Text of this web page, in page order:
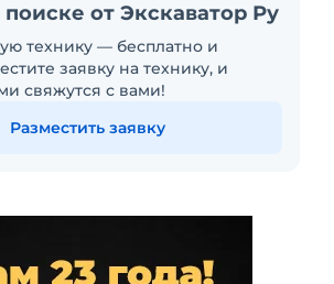
от Экскаватор Ру
технику — бесплатно и
заявку на технику, и
свяжутся с вами!
Разместить заявку